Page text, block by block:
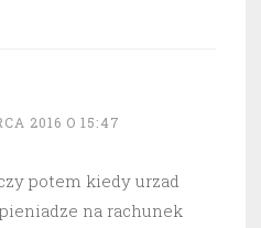
2016 O 15:47
potem kiedy urzad
na rachunek